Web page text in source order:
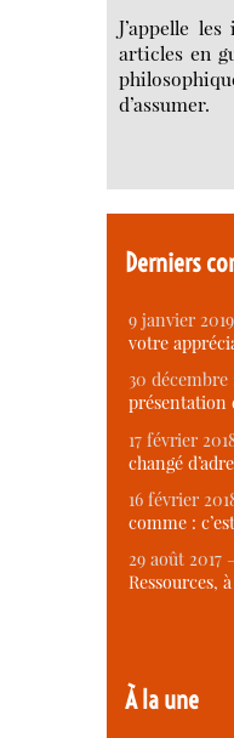
J’appelle
articles en
d’assumer.
Derniers
9 janvier
votre
30 décembre
présentation
17 février
changé
16 février
comme :
29 août 2017
Ressources,
À la une